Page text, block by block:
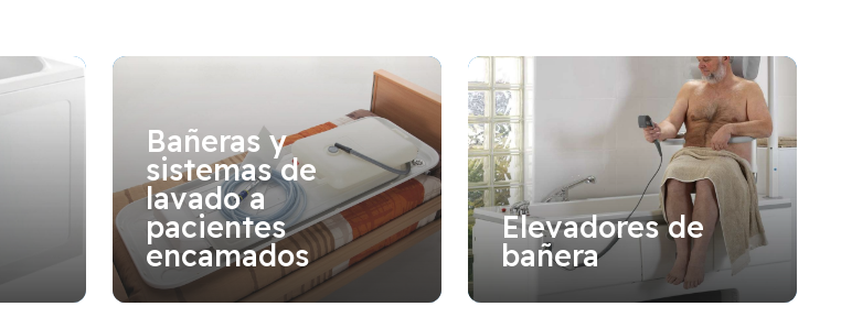
Bañeras y
sistemas de
lavado a
pacientes
encamados
Elevadores de
bañera